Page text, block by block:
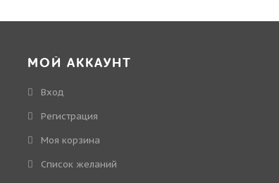
МОЙ АККАУНТ
Вход
Регистрация
Моя корзина
Cписок желаний